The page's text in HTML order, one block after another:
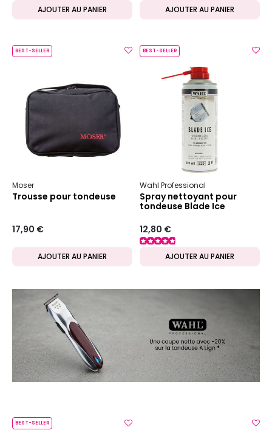
AJOUTER AU PANIER AJOUTER AU PANIER
BEST-SELLER
Moser
Trousse pour tondeuse
17,90 €
AJOUTER AU PANIER
BEST-SELLER
Wahl Professional
Spray nettoyant pour
tondeuse Blade Ice
12,80 €
AJOUTER AU PANIER
BEST-SELLER